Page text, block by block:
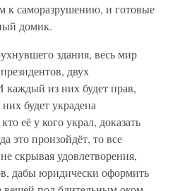
к саморазрушению, и готовые
домик.
здания, весь мир
двух
из них будет прав,
будет украдена
её у кого украл, доказать
это произойдёт, то все
скрывая удовлетворения,
дабы юридически оформить